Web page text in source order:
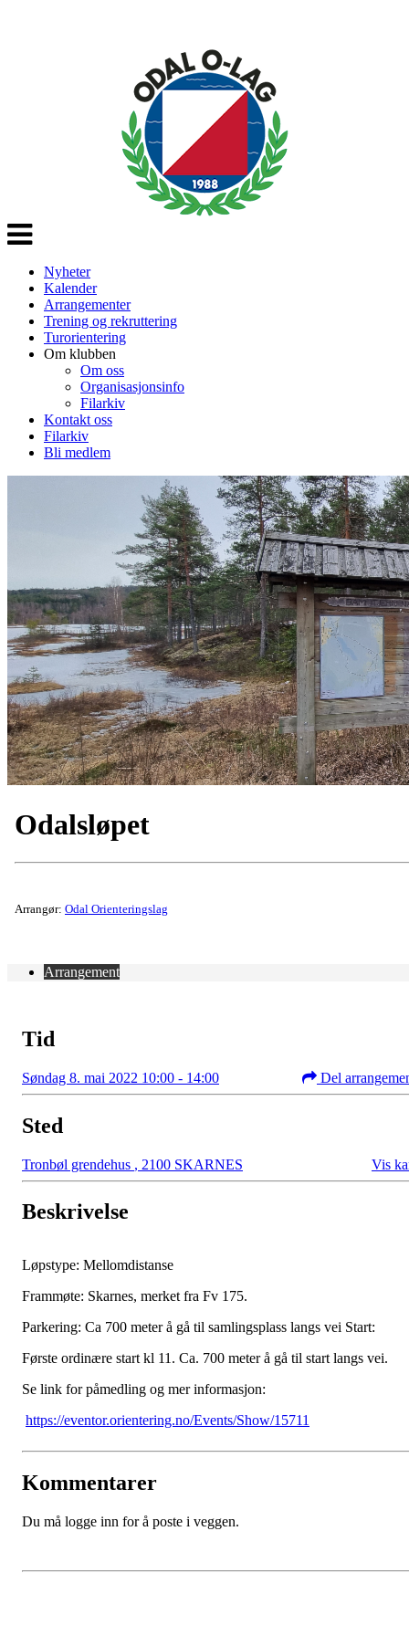
Veksle
navigasjon
Nyheter
Kalender
Arrangementer
Trening og rekruttering
Turorientering
Om klubben
Om oss
Organisasjonsinfo
Filarkiv
Kontakt oss
Filarkiv
Bli medlem
Odalsløpet
Arrangør: Odal Orienteringslag
Arrangement
Tid
Søndag 8. mai 2022 10:00 - 14:00 Del
Sted
Tronbøl grendehus , 2100 SKARNES Vis
Beskrivelse
Løpstype: Mellomdistanse
Frammøte: Skarnes, merket fra Fv 175.
Parkering: Ca 700 meter å gå til samlingsplass langs vei Start:
Første ordinære start kl 11. Ca. 700 meter å gå til start langs vei.
Se link for påmedling og mer informasjon:
https://eventor.orientering.no/Events/Show/15711
Kommentarer
Du må logge inn for å poste i veggen.